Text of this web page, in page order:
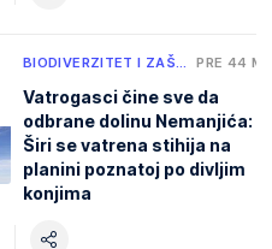
BIODIVERZITET I ZAŠ… PRE 44 MIN
Vatrogasci čine sve da
odbrane dolinu Nemanjića:
Širi se vatrena stihija na
planini poznatoj po divljim
konjima